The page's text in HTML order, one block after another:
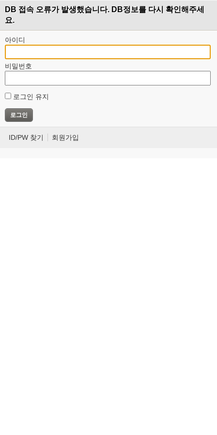
DB 접속 오류가 발생했습니다. DB정보를 다시 확인해주세
요.
아이디
비밀번호
로그인 유지
ID/PW 찾기 회원가입